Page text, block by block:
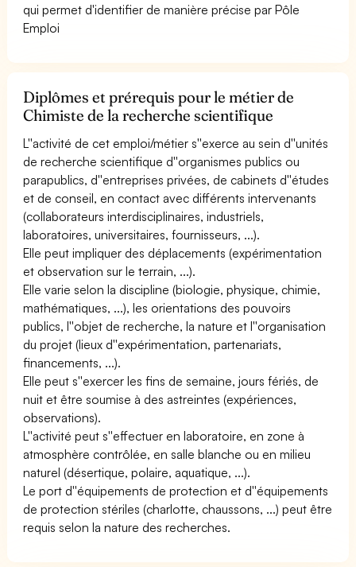
qui permet d'identifier de manière précise par Pôle
Emploi
Diplômes et prérequis pour le métier de
Chimiste de la recherche scientifique
L''activité de cet emploi/métier s''exerce au sein d''unités
de recherche scientifique d''organismes publics ou
parapublics, d''entreprises privées, de cabinets d''études
et de conseil, en contact avec différents intervenants
(collaborateurs interdisciplinaires, industriels,
laboratoires, universitaires, fournisseurs, ...).
Elle peut impliquer des déplacements (expérimentation
et observation sur le terrain, ...).
Elle varie selon la discipline (biologie, physique, chimie,
mathématiques, ...), les orientations des pouvoirs
publics, l''objet de recherche, la nature et l''organisation
du projet (lieux d''expérimentation, partenariats,
financements, ...).
Elle peut s''exercer les fins de semaine, jours fériés, de
nuit et être soumise à des astreintes (expériences,
observations).
L''activité peut s''effectuer en laboratoire, en zone à
atmosphère contrôlée, en salle blanche ou en milieu
naturel (désertique, polaire, aquatique, ...).
Le port d''équipements de protection et d''équipements
de protection stériles (charlotte, chaussons, ...) peut être
requis selon la nature des recherches.